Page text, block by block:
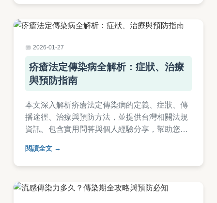
2026-01-27
疥瘡法定傳染病全解析：症狀、治療
與預防指南
本文深入解析疥瘡法定傳染病的定義、症狀、傳
播途徑、治療與預防方法，並提供台灣相關法規
資訊。包含實用問答與個人經驗分享，幫助您全
知識，適合一般民眾閱讀。
閱讀全文